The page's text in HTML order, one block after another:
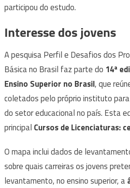
participou do estudo.
Interesse dos jovens
A pesquisa Perfil e Desafios dos
Básica no Brasil faz parte do 14ª
Ensino Superior no Brasil, que
coletados pelo próprio instituto
do setor educacional no país. Esta
principal Cursos de Licenciaturas:
O mapa inclui dados de
sobre quais carreiras os jovens
levantamento, no ensino superior, a